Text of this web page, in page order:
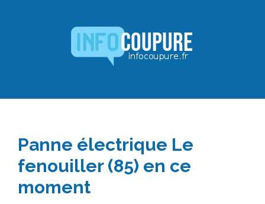
Panne électrique Le
fenouiller (85) en ce
moment